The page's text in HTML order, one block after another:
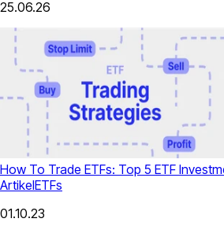
25.06.26
How To Trade ETFs: Top 5 ETF
ArtikelETFs
01.10.23